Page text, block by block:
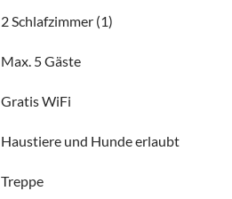
2 Schlafzimmer (1)
Max. 5 Gäste
Gratis WiFi
Haustiere und Hunde erlaubt
Treppe